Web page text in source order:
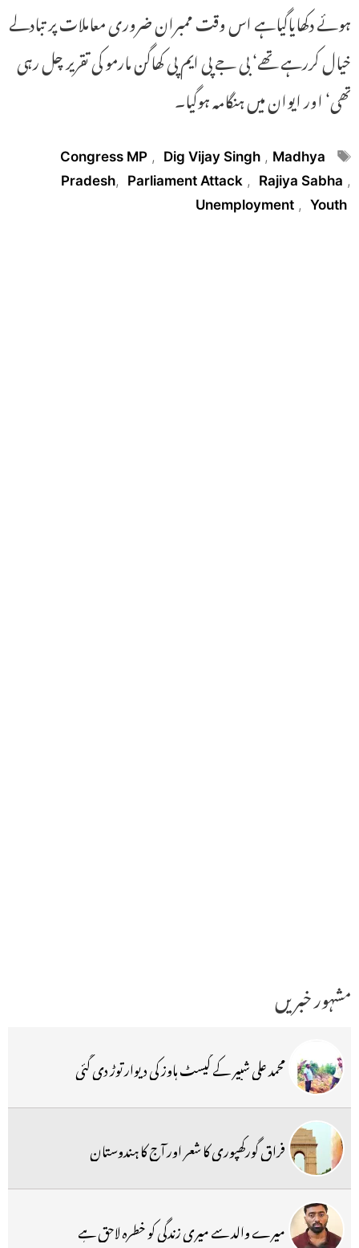
ہوئے دکھایاگیاہے اس وقت ممبران ضروری معاملات پر تبادلے
خیال کررہے تھے‘ بی جے پی ایم پی کھاگن مارمو کی تقریر چل رہی
تھی‘ اور ایوان میں ہنگامہ ہوگیا۔
Tags
Congress MP , Dig Vijay Singh , Madhya
Pradesh, Parliament Attack , Rajiya Sabha ,
Unemployment , Youth
مشہور خبریں
محمد علی شبیر کے گیسٹ ہاوز کی دیوار توڑ دی گئی
فراق گورکھپوری کا شعر اور آج کا ہندوستان
میرے والد سے میری زندگی کو خطرہ لاحق ہے